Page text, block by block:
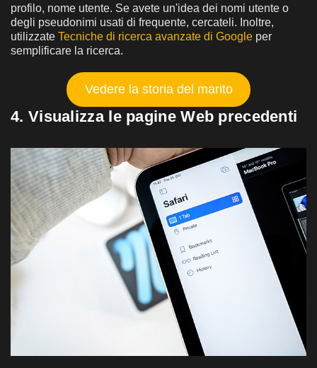
profilo, nome utente. Se avete un'idea dei nomi utente o
degli pseudonimi usati di frequente, cercateli. Inoltre,
utilizzate Tecniche di ricerca avanzate di Google per
semplificare la ricerca.
Vedere la storia del marito
4. Visualizza le pagine Web precedenti